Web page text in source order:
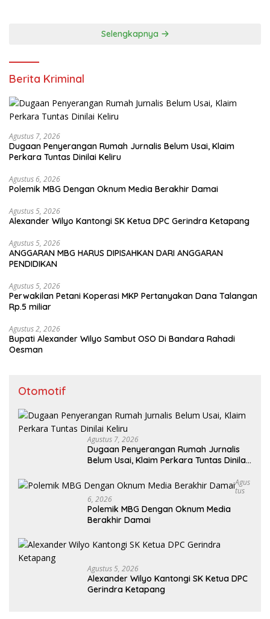
Selengkapnya
Berita Kriminal
Agustus 7, 2026
Dugaan Penyerangan Rumah Jurnalis Belum Usai, Klaim
Perkara Tuntas Dinilai Keliru
Agustus 6, 2026
Polemik MBG Dengan Oknum Media Berakhir Damai
Agustus 5, 2026
Alexander Wilyo Kantongi SK Ketua DPC Gerindra Ketapang
Agustus 5, 2026
ANGGARAN MBG HARUS DIPISAHKAN DARI ANGGARAN
PENDIDIKAN
Agustus 5, 2026
Perwakilan Petani Koperasi MKP Pertanyakan Dana Talangan
Rp.5 miliar
Agustus 2, 2026
Bupati Alexander Wilyo Sambut OSO Di Bandara Rahadi
Oesman
Otomotif
Agustus 7, 2026
Dugaan Penyerangan Rumah Jurnalis
Belum Usai, Klaim Perkara Tuntas Dinilai
Agus
Tus
6, 2026
Polemik MBG Dengan Oknum Media
Berakhir Damai
Agustus 5, 2026
Alexander Wilyo Kantongi SK Ketua DPC
Gerindra Ketapang